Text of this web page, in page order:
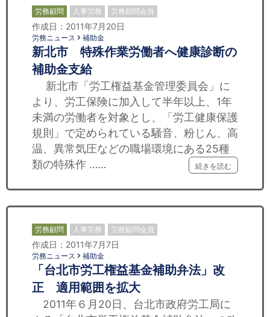
労務顧問 人事労務 労務顧問会員
作成日：2011年7月20日
労務ニュース 補助金
新北市 特殊作業労働者へ健康診断の
補助金支給
新北市「労工権益基金管理委員会」に
より、労工保険に加入して半年以上、1年
未満の労働者を対象とし、「労工健康保護
規則」で定められている騒音、粉じん、高
温、異常気圧などの職場環境にある25種
類の特殊作 ……
続きを読む
労務顧問 人事労務 労務顧問会員
作成日：2011年7月7日
労務ニュース 補助金
「台北市労工権益基金補助弁法」改
正 適用範囲を拡大
2011年６月20日、台北市政府労工局に